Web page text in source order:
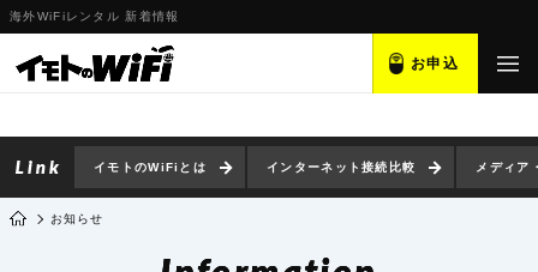
海外WiFiレンタル 新着情報
お申込
イモトのWiFiとは インターネット接続比較 メディア
お知らせ